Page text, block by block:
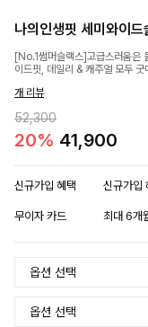
나의인생핏 세미와이
[No.1썸머슬랙스]고급스러움은
이드핏, 데일리 & 캐주얼 모두
개 리뷰
52,300
20% 41,900
신규가입 혜택 신규가입
무이자 카드 최대 6개